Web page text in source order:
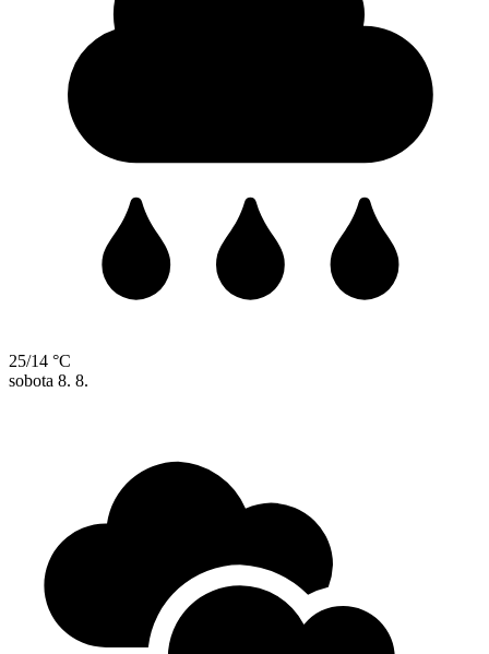
25/14 °C
sobota 8. 8.